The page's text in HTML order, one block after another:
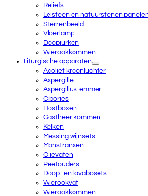
Reliëfs
Leisteen en natuurstenen panelen
Sterrenbeeld
Vloerlamp
Doopjurken
Wierookkommen
Liturgische apparaten
Acoliet kroonluchter
Aspergille
Aspergillus-emmer
Cibories
Hostboxen
Gastheer kommen
Kelken
Messing wijnsets
Monstransen
Olievaten
Peetouders
Doop- en lavabosets
Wierookvat
Wierookkommen